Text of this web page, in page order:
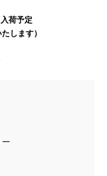
荷予定
します）